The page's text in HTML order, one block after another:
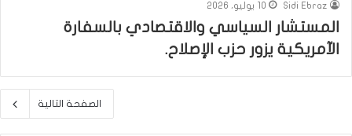
Sidi Ebraz 10 يوليو، 2026
المستشار السياسي والاقتصادي بالسفارة
الآمريكية يزور حزب الإصلاح.
الصفحة التالية